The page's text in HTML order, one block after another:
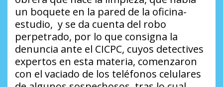
un boquete en la pared de la oficina-
estudio, y se da cuenta del robo
perpetrado, por lo que consigna la
denuncia ante el CICPC, cuyos detectives
expertos en esta materia, comenzaron
con el vaciado de los teléfonos celulares